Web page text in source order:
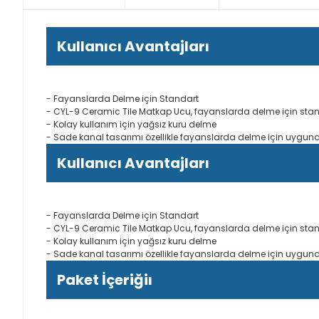
Kullanıcı Avantajları
- Fayanslarda Delme için Standart
- CYL-9 Ceramic Tile Matkap Ucu, fayanslarda delme için
- Kolay kullanım için yağsız kuru delme
- Sade kanal tasarımı özellikle fayanslarda delme için
Kullanıcı Avantajları
- Fayanslarda Delme için Standart
- CYL-9 Ceramic Tile Matkap Ucu, fayanslarda delme için
- Kolay kullanım için yağsız kuru delme
- Sade kanal tasarımı özellikle fayanslarda delme için
Paket İçeriğiı